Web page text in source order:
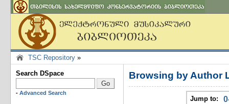
TSC Repository »
Search DSpace
- Advanced Search
Browsing by Author
Jump to: